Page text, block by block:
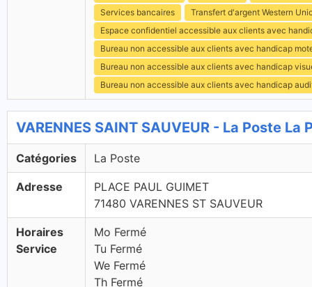
Services bancaires
Transfert d'argent Western
Espace confidentiel accessible aux clients avec
Bureau non accessible aux clients avec handicap
Bureau non accessible aux clients avec handicap
Bureau non accessible aux clients avec handicap
VARENNES SAINT SAUVEUR - La Poste La
Catégories La Poste
Adresse
PLACE PAUL GUIMET
71480 VARENNES ST SAUVEUR
Horaires
Service
Mo Fermé
Tu Fermé
We Fermé
Th Fermé